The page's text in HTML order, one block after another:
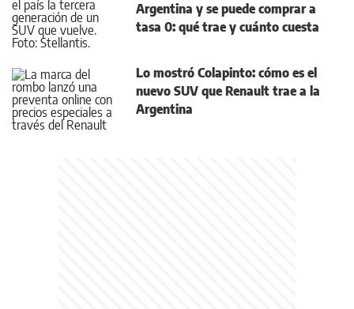
Argentina y se puede comprar a
tasa 0: qué trae y cuánto cuesta
Lo mostró Colapinto: cómo es el
nuevo SUV que Renault trae a la
Argentina